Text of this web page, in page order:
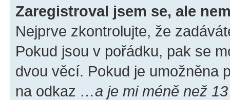
Zaregistroval jsem se, ale
Nejprve zkontrolujte, že
Pokud jsou v pořádku, pak se
dvou věcí. Pokud je umožněna
na odkaz …a je mi méně než